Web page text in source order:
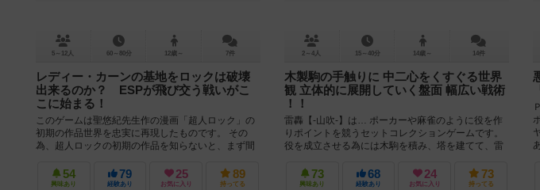
5～12人 60～80分 12歳～ 7件
レディー・カーンの基地をロックは破壊
出来るのか？ ESPが飛び交う戦いがこ
こに始まる！
このゲームは聖悠紀先生作の漫画「超人ロック」の
初期の作品世界を忠実に再現したものです。 その
為、超人ロックの初期の作品を知らないと、まず間
54
興味あり
79
経験あり
25
お気に入り
89
持ってる
2～4人 15～40分 14歳～ 14件
木製駒の手触りに 中二心をくすぐる世界
観 立体的に展開していく盤面 幅広い戦術
！！
雷轟【-山吹-】は… ポーカーや麻雀のように役を作
りポイントを競うセットコレクションゲームです。
役を成立させる為には木駒を積み、塔を建てて、雷
73
興味あり
68
経験あり
24
お気に入り
73
持ってる